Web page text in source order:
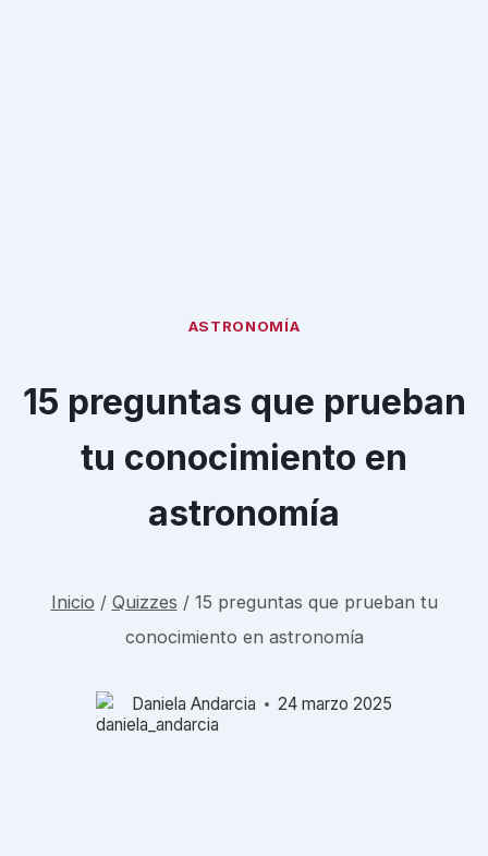
ASTRONOMÍA
15 preguntas que prueban
tu conocimiento en
astronomía
Inicio / Quizzes / 15 preguntas que prueban tu
conocimiento en astronomía
Daniela Andarcia 24 marzo 2025